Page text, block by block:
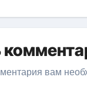
вам